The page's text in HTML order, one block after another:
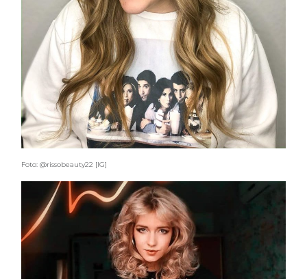
Foto: @rissobeauty22 [IG]